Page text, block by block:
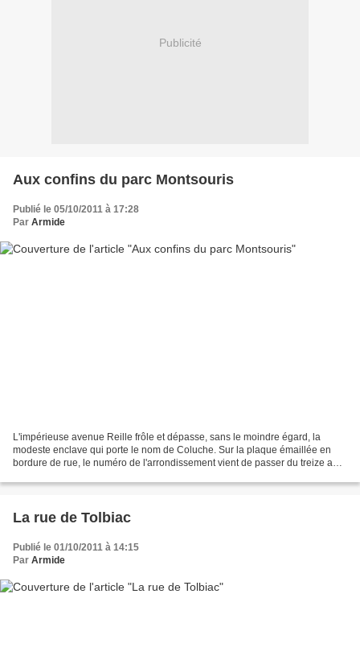
Publicité
Aux confins du parc Montsouris
Publié le 05/10/2011 à 17:28
Par Armide
L'impérieuse avenue Reille frôle et dépasse, sans le moindre égard, la
modeste enclave qui porte le nom de Coluche. Sur la plaque émaillée en
bordure de rue, le numéro de l'arrondissement vient de passer du treize au
La rue de Tolbiac
Publié le 01/10/2011 à 14:15
Par Armide